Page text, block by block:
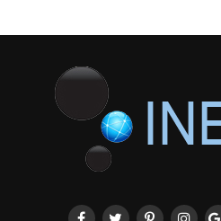
28/07/2026, 12:04
ХӨВСГӨЛ Нутгийн
2 өрөө байр олгоно
20/07/2026, 19:22
20/07/2026, 19:21